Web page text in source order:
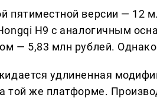
пятиместной версии — 12
H9 с аналогичным
— 5,83 млн рублей.
удлиненная
той же платформе.